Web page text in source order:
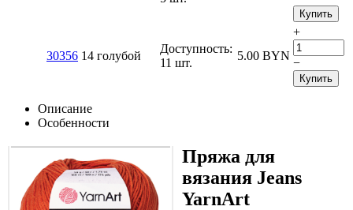
Купить
30356 14 голубой
Доступность:
11 шт.
5.00 BYN
+
−
Купить
Описание
Особенности
Пряжа для
вязания Jeans
YarnArt